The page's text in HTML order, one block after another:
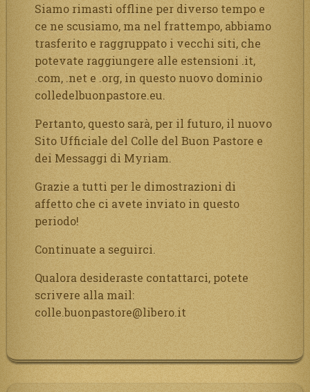
Siamo rimasti offline per diverso tempo e
ce ne scusiamo, ma nel frattempo, abbiamo
trasferito e raggruppato i vecchi siti, che
potevate raggiungere alle estensioni .it,
.com, .net e .org, in questo nuovo dominio
colledelbuonpastore.eu.
Pertanto, questo sarà, per il futuro, il nuovo
Sito Ufficiale del Colle del Buon Pastore e
dei Messaggi di Myriam.
Grazie a tutti per le dimostrazioni di
affetto che ci avete inviato in questo
periodo!
Continuate a seguirci.
Qualora desideraste contattarci, potete
scrivere alla mail:
colle.buonpastore@libero.it